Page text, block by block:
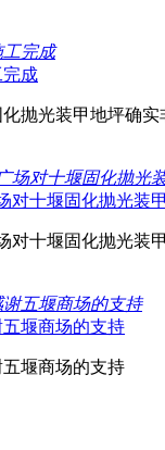
成
化抛光装甲地坪确
对十堰固化抛光装
对十堰固化抛光
堰商场的支持
堰商场的支持